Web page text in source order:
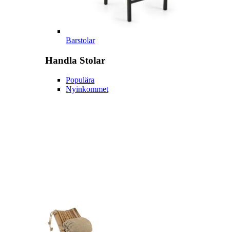
Barstolar
Handla Stolar
Populära
Nyinkommet